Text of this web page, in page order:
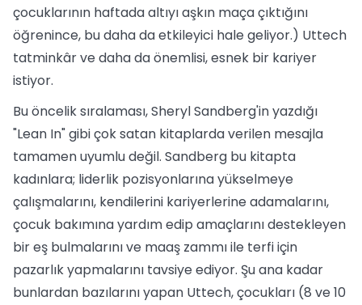
çocuklarının haftada altıyı aşkın maça çıktığını
öğrenince, bu daha da etkileyici hale geliyor.) Uttech
tatminkâr ve daha da önemlisi, esnek bir kariyer
istiyor.
Bu öncelik sıralaması, Sheryl Sandberg'in yazdığı
"Lean In" gibi çok satan kitaplarda verilen mesajla
tamamen uyumlu değil. Sandberg bu kitapta
kadınlara; liderlik pozisyonlarına yükselmeye
çalışmalarını, kendilerini kariyerlerine adamalarını,
çocuk bakımına yardım edip amaçlarını destekleyen
bir eş bulmalarını ve maaş zammı ile terfi için
pazarlık yapmalarını tavsiye ediyor. Şu ana kadar
bunlardan bazılarını yapan Uttech, çocukları (8 ve 10